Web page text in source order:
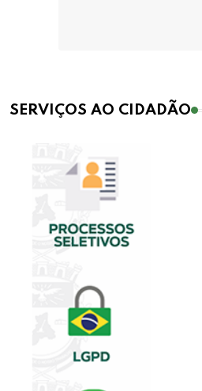
SERVIÇOS AO CIDADÃO